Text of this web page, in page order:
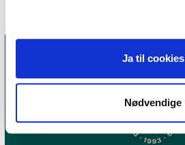
Ja til cookies
Nødvendige